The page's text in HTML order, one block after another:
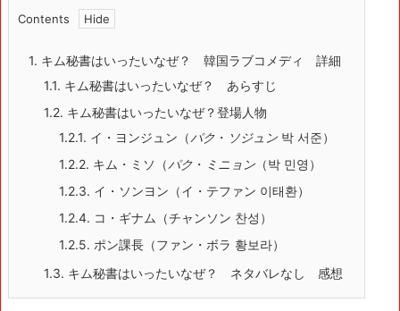
Contents
1. キム秘書はいったいなぜ？ 韓国ラブコメディ 詳細
1.1. キム秘書はいったいなぜ？ あらすじ
1.2. キム秘書はいったいなぜ？登場人物
1.2.1. イ・ヨンジュン （パク ・ ソジュン 박 서준）
1.2.2. キム・ミソ（パク ・ ミニョン （박 민영）
1.2.3. イ・ソンヨン（イ・テファン 이태환）
1.2.4. コ・ギナム（チャンソン 찬성）
1.2.5. ポン課長（ファン・ボラ 황보라）
1.3. キム秘書はいったいなぜ？ ネタバレなし 感想